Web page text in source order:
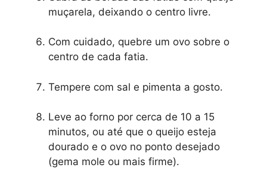
muçarela, deixando o centro livre.
Com cuidado, quebre um ovo sobre o
centro de cada fatia.
Tempere com sal e pimenta a gosto.
Leve ao forno por cerca de 10 a 15
minutos, ou até que o queijo esteja
dourado e o ovo no ponto desejado
(gema mole ou mais firme).